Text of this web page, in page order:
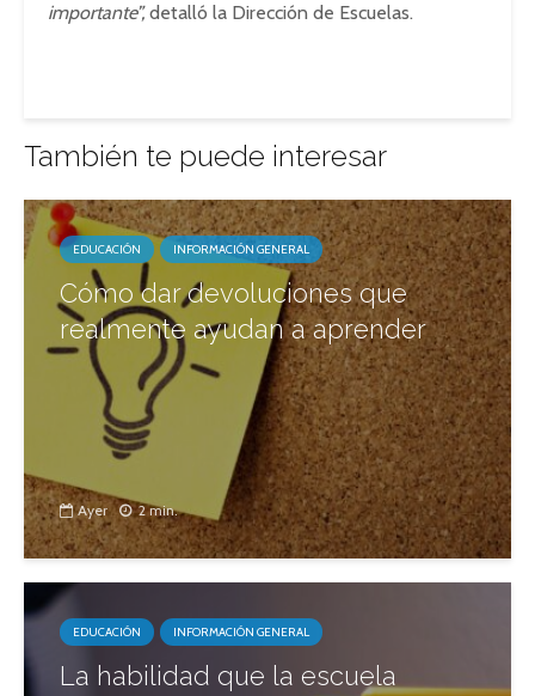
importante”,detalló la Dirección de Escuelas.
También te puede interesar
EDUCACIÓN INFORMACIÓN GENERAL
Cómo dar devoluciones que
realmente ayudan a aprender
Ayer 2 min.
EDUCACIÓN INFORMACIÓN GENERAL
La habilidad que la escuela